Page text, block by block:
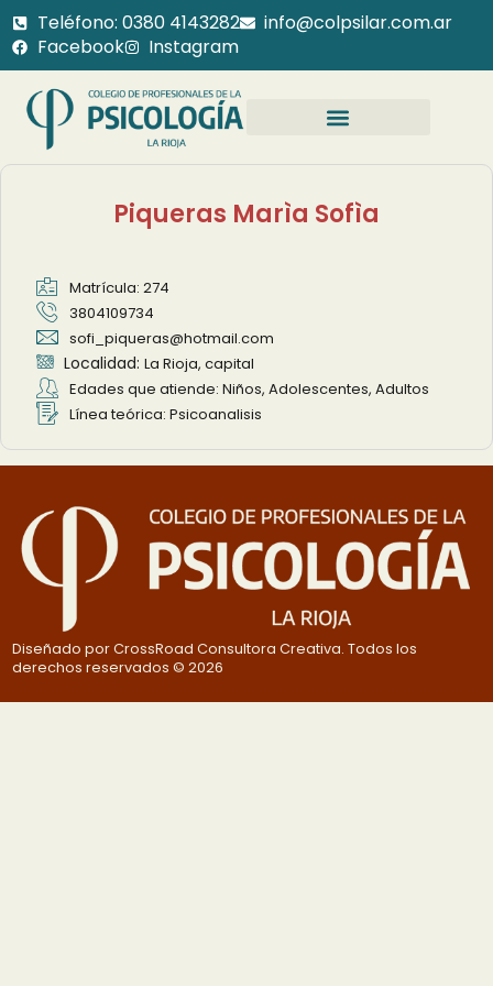
Teléfono: 0380 4143282
info@colpsilar.com.ar
Facebook
Instagram
Piqueras Marìa Sofìa
Matrícula: 274
3804109734
sofi_piqueras@hotmail.com
Localidad:La Rioja, capital
Edades que atiende: Niños, Adolescentes, Adultos
Línea teórica: Psicoanalisis
Diseñado por CrossRoad Consultora Creativa. Todos los
derechos reservados © 2026